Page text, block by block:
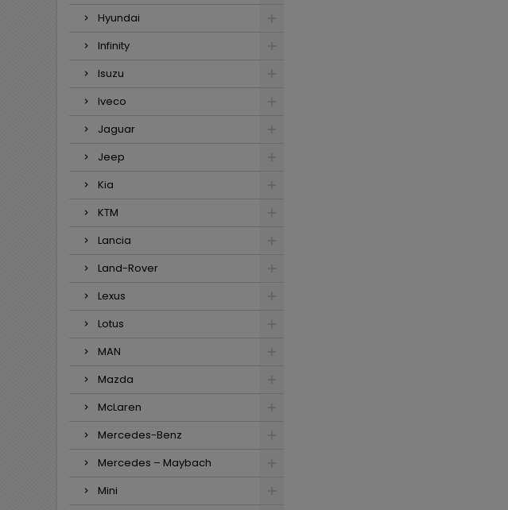
Hyundai
Infinity
Isuzu
Iveco
Jaguar
Jeep
Kia
KTM
Lancia
Land-Rover
Lexus
Lotus
MAN
Mazda
McLaren
Mercedes-Benz
Mercedes – Maybach
Mini